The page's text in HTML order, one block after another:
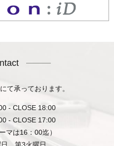
て承っております。
- CLOSE 18:00
- CLOSE 17:00
マは16：00迄）
、第3火曜日